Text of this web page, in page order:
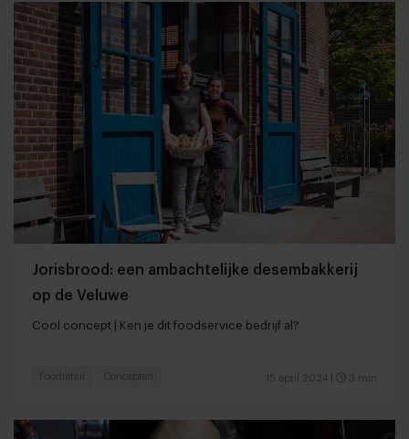
Jorisbrood: een ambachtelijke desembakkerij
op de Veluwe
Cool concept | Ken je dit foodservice bedrijf al?
15 april 2024 3 min
Foodretail Concepten